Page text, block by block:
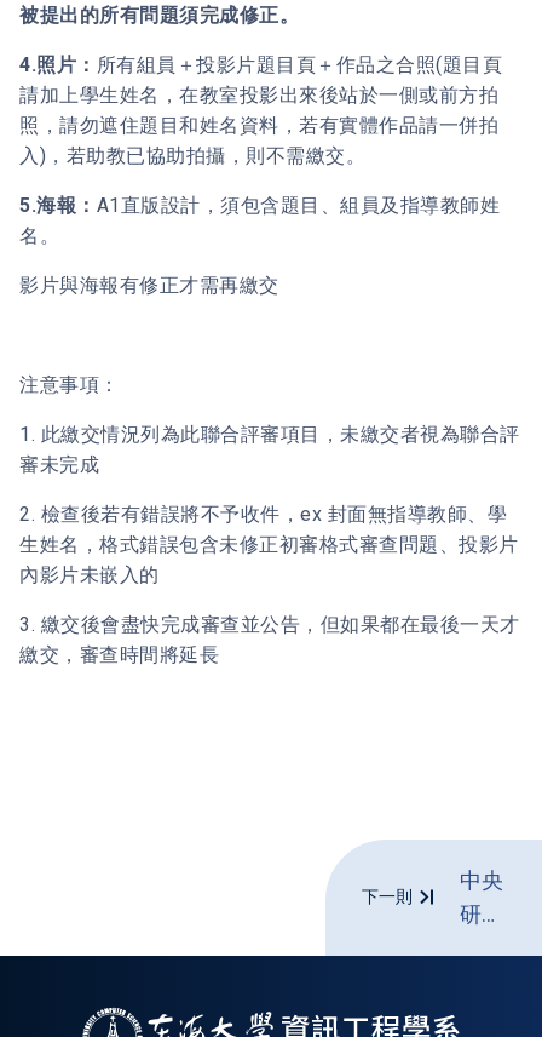
被提出的所有問題須完成修正。
4.照片： 所有組員＋投影片題目頁＋作品之合照(題目頁
請加上學生姓名，在教室投影出來後站於一側或前方拍
照，請勿遮住題目和姓名資料，若有實體作品請一併拍
入)，若助教已協助拍攝，則不需繳交。
5.海報： A1直版設計，須包含題目、組員及指導教師姓
名。
影片與海報有修正才需再繳交
注意事項：
1. 此繳交情況列為此聯合評審項目，未繳交者視為聯合評
審未完成
2. 檢查後若有錯誤將不予收件，ex 封面無指導教師、學
生姓名，格式錯誤包含未修正初審格式審查問題、投影片
內影片未嵌入的
3. 繳交後會盡快完成審查並公告，但如果都在最後一天才
繳交，審查時間將延長
下一則
中央
研究